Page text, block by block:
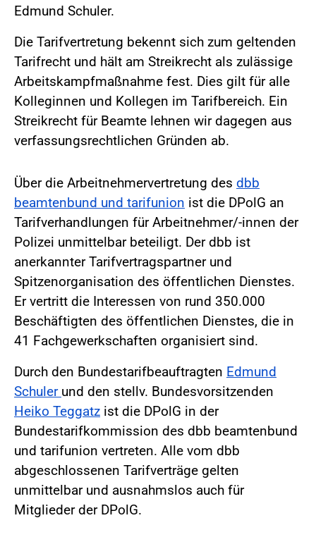
Edmund Schuler.
Die Tarifvertretung bekennt sich zum geltenden
Tarifrecht und hält am Streikrecht als zulässige
Arbeitskampfmaßnahme fest. Dies gilt für alle
Kolleginnen und Kollegen im Tarifbereich. Ein
Streikrecht für Beamte lehnen wir dagegen aus
verfassungsrechtlichen Gründen ab.
Über die Arbeitnehmervertretung des dbb
beamtenbund und tarifunion ist die DPolG an
Tarifverhandlungen für Arbeitnehmer/-innen der
Polizei unmittelbar beteiligt. Der dbb ist
anerkannter Tarifvertragspartner und
Spitzenorganisation des öffentlichen Dienstes.
Er vertritt die Interessen von rund 350.000
Beschäftigten des öffentlichen Dienstes, die in
41 Fachgewerkschaften organisiert sind.
Durch den Bundestarifbeauftragten Edmund
Schuler und den stellv. Bundesvorsitzenden
Heiko Teggatz ist die DPolG in der
Bundestarifkommission des dbb beamtenbund
und tarifunion vertreten. Alle vom dbb
abgeschlossenen Tarifverträge gelten
unmittelbar und ausnahmslos auch für
Mitglieder der DPolG.